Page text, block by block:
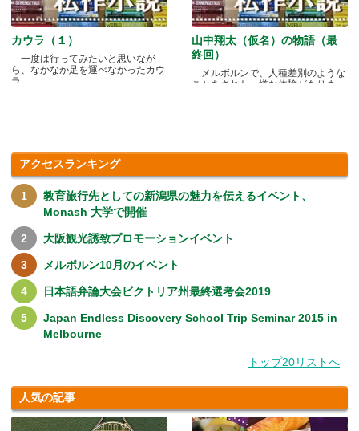
カウラ（１）
一度は行ってみたいと思いなが
ら、なかなか足を運べなかったカウ
ラ.....
山中翔太（仮名）の物語（最
終回）
メルボルンで、人種差別のような
ことをされた、嫌な体験がありま
アクセスランキング
教育旅行先としての新潟県の魅力を伝えるイベント、
Monash 大学で開催
大阪観光誘致プロモーションイベント
メルボルン10月のイベント
日本語弁論大会ビクトリア州最終選考会2019
Japan Endless Discovery School Trip Seminar 2015 in
Melbourne
トップ20リストへ
人気の記事